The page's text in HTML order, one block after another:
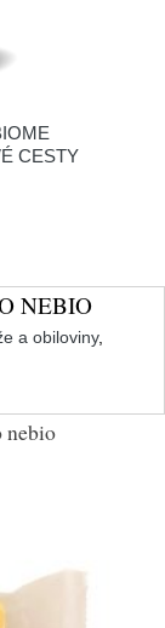
CESTY
NEBIO
a obiloviny,
nebio